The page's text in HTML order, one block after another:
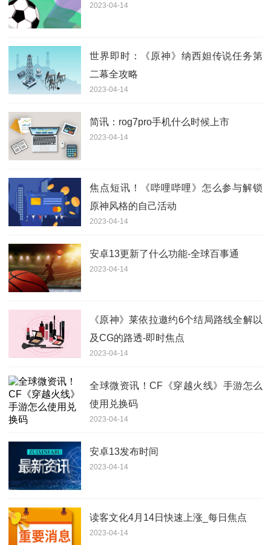
2023-04-14
世界即时：《原神》纳西妲传说任务第
二幕全攻略
2023-04-14
简讯：rog7pro手机什么时候上市
2023-04-14
焦点短讯！《哔哩哔哩》怎么参与解锁
原神风格的自己活动
2023-04-14
安卓13更新了什么功能-全球百事通
2023-04-14
《原神》莱依拉邀约6个结局路线全解以
及CG的路透-即时焦点
2023-04-14
全球微资讯！CF《穿越火线》手游怎么
使用兑换码
2023-04-14
安卓13发布时间
2023-04-14
读客文化4月14日快速上涨_每日焦点
2023-04-14